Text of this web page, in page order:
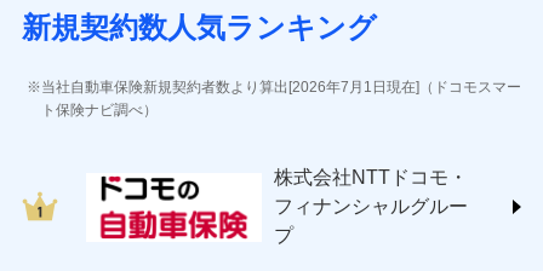
ジェイアイ傷害火災保険株式会社
ソニー損害保険株式会社
(https://www.sonysonpo.co.jp/)
ＳＯＭＰＯダイレクト損害保険株式会社
(https://www.sompo-direct.co.jp/)
チューリッヒ保険会社 (https://www.zurich.co.jp/)
新規契約数人気ランキング
当社自動車保険新規契約者数より算出[2026年7月1日現在]（ドコモスマー
ト保険ナビ調べ）
株式会社NTTドコモ・
フィナンシャルグルー
プ